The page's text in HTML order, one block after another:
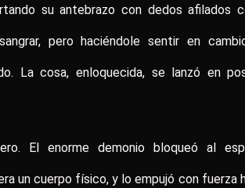
su antebrazo con dedos afilados
pero haciéndole sentir en
La cosa, enloquecida, se lanzó en
El enorme demonio bloqueó al
un cuerpo físico, y lo empujó con fuerza